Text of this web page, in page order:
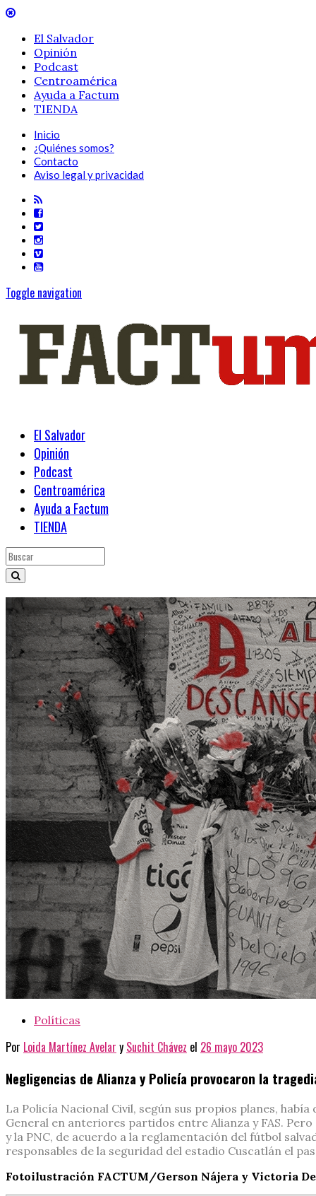
El Salvador
Opinión
Podcast
Centroamérica
Ayuda a Factum
TIENDA
Inicio
¿Quiénes somos?
Contacto
Aviso legal y privacidad
Toggle navigation
El Salvador
Opinión
Podcast
Centroamérica
Ayuda a Factum
TIENDA
Políticas
Por Loida Martínez Avelar y Suchit Chávez el 26 mayo 2023
Negligencias de Alianza y Policía provocaron la
La Policía Nacional Civil, según sus propios planes,
General en anteriores partidos entre Alianza y FAS.
y la PNC, de acuerdo a la reglamentación del fútbol
responsables de la seguridad del estadio Cuscatlán el
Fotoilustración FACTUM/Gerson Nájera y Victoria